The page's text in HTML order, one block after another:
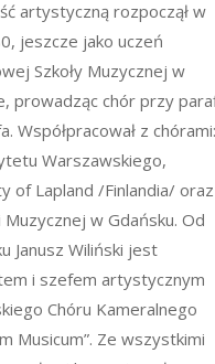
artystyczną rozpoczął w
jeszcze jako uczeń
Szkoły Muzycznej w
prowadząc chór przy
Współpracował z chórami:
Warszawskiego,
of Lapland /Finlandia/ oraz
Muzycznej w Gdańsku. Od
Janusz Wiliński jest
i szefem artystycznym
Chóru Kameralnego
Musicum”. Ze wszystkimi